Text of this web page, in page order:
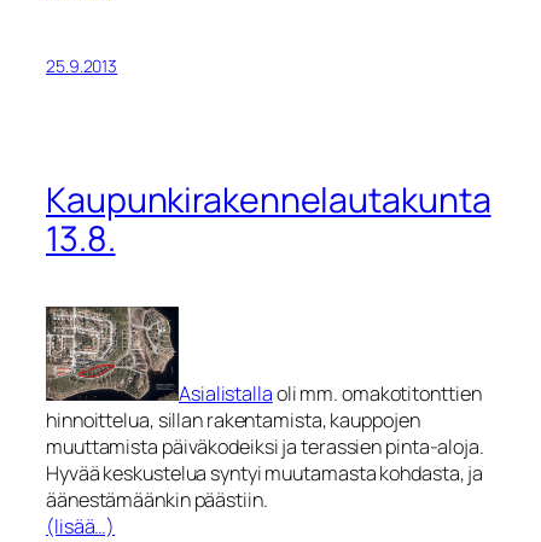
25.9.2013
Kaupunkirakennelautakunta
13.8.
Asialistallaoli mm. omakotitonttien
hinnoittelua, sillan rakentamista, kauppojen
muuttamista päiväkodeiksi ja terassien pinta-aloja.
Hyvää keskustelua syntyi muutamasta kohdasta, ja
äänestämäänkin päästiin.
(lisää…)